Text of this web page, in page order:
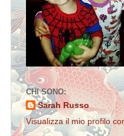
CHI SONO:
Sarah Russo
Visualizza il mio profilo